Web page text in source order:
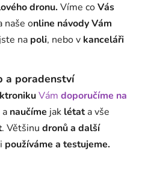
dronu. Víme coVás
naše online návody Vám
na poli, nebo v kanceláři
a poradenství
Vám doporučíme na
a naučíme jak létata vše
. Většinu dronů a další
používáme a testujeme.